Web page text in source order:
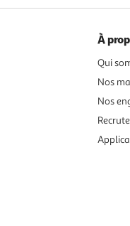
À
Qui
Nos
Nos